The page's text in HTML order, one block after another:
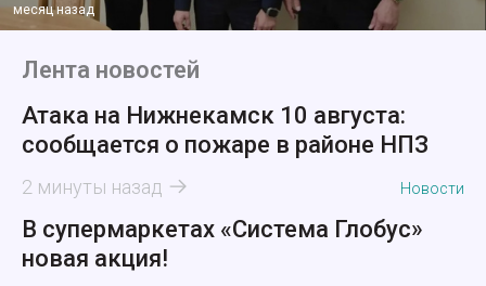
месяц назад
Лента новостей
Атака на Нижнекамск 10 августа:
сообщается о пожаре в районе НПЗ
2 минуты назад Новости
В супермаркетах «Система Глобус»
новая акция!